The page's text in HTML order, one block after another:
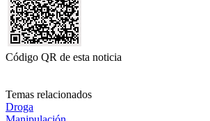
Código QR de esta noticia
Temas relacionados
Droga